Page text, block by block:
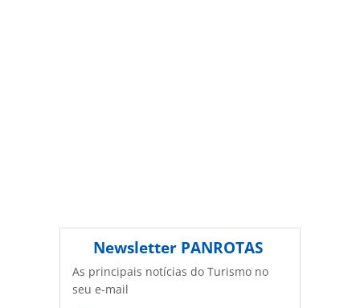
Newsletter PANROTAS
As principais notícias do Turismo no
seu e-mail